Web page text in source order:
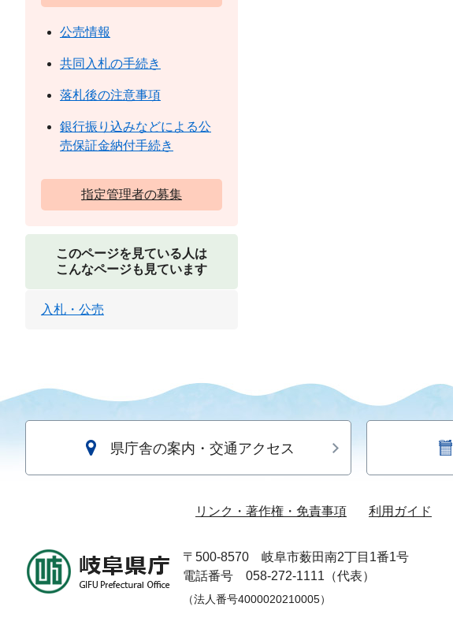
公売情報
共同入札の手続き
落札後の注意事項
銀行振り込みなどによる公
売保証金納付手続き
指定管理者の募集
このページを見ている人は
こんなページも見ています
入札・公売
県庁舎の案内・交通アクセス
リンク・著作権・免責事項 利用ガイド
〒500-8570
岐阜市薮田南2丁目1番1号
電話番号 058-272-1111（代表）
（法人番号4000020210005）